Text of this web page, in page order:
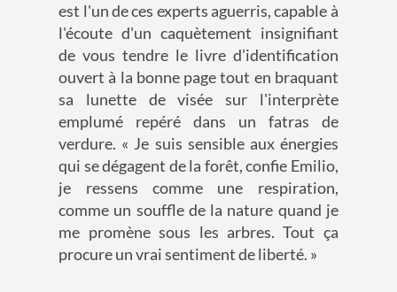
est l'un de ces experts aguerris, capable à
l'écoute d'un caquètement insignifiant
de vous tendre le livre d'identification
ouvert à la bonne page tout en braquant
sa lunette de visée sur l'interprète
emplumé repéré dans un fatras de
verdure. « Je suis sensible aux énergies
qui se dégagent de la forêt, confie Emilio,
je ressens comme une respiration,
comme un souffle de la nature quand je
me promène sous les arbres. Tout ça
procure un vrai sentiment de liberté. »